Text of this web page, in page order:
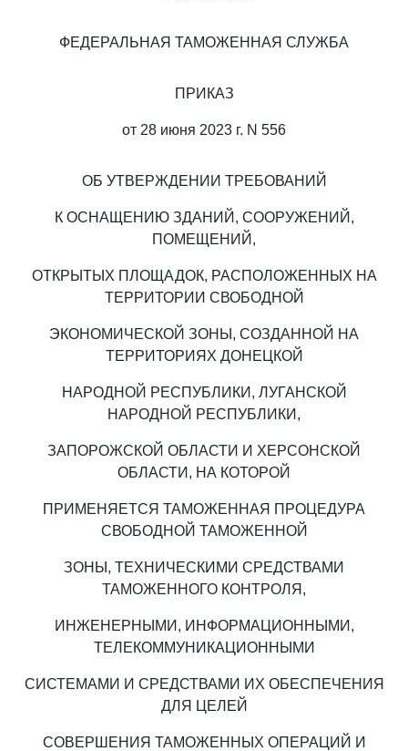
ФЕДЕРАЛЬНАЯ ТАМОЖЕННАЯ СЛУЖБА
ПРИКАЗ
от 28 июня 2023 г. N 556
ОБ УТВЕРЖДЕНИИ ТРЕБОВАНИЙ
К ОСНАЩЕНИЮ ЗДАНИЙ, СООРУЖЕНИЙ,
ПОМЕЩЕНИЙ,
ОТКРЫТЫХ ПЛОЩАДОК, РАСПОЛОЖЕННЫХ НА
ТЕРРИТОРИИ СВОБОДНОЙ
ЭКОНОМИЧЕСКОЙ ЗОНЫ, СОЗДАННОЙ НА
ТЕРРИТОРИЯХ ДОНЕЦКОЙ
НАРОДНОЙ РЕСПУБЛИКИ, ЛУГАНСКОЙ
НАРОДНОЙ РЕСПУБЛИКИ,
ЗАПОРОЖСКОЙ ОБЛАСТИ И ХЕРСОНСКОЙ
ОБЛАСТИ, НА КОТОРОЙ
ПРИМЕНЯЕТСЯ ТАМОЖЕННАЯ ПРОЦЕДУРА
СВОБОДНОЙ ТАМОЖЕННОЙ
ЗОНЫ, ТЕХНИЧЕСКИМИ СРЕДСТВАМИ
ТАМОЖЕННОГО КОНТРОЛЯ,
ИНЖЕНЕРНЫМИ, ИНФОРМАЦИОННЫМИ,
ТЕЛЕКОММУНИКАЦИОННЫМИ
СИСТЕМАМИ И СРЕДСТВАМИ ИХ ОБЕСПЕЧЕНИЯ
ДЛЯ ЦЕЛЕЙ
СОВЕРШЕНИЯ ТАМОЖЕННЫХ ОПЕРАЦИЙ И